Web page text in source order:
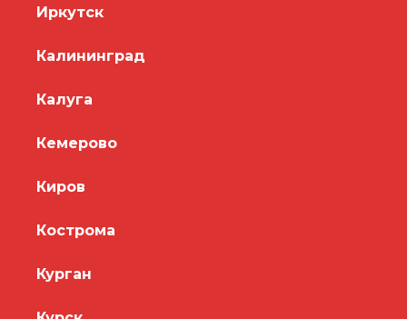
Иркутск
Калининград
Калуга
Кемерово
Киров
Кострома
Курган